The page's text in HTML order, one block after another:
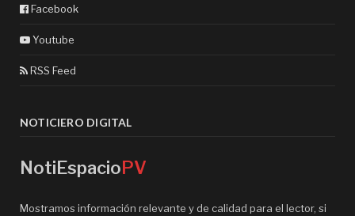
Facebook
Youtube
RSS Feed
NOTICIERO DIGITAL
NotiEspacioPV
Mostramos información relevante y de calidad para el lector, si